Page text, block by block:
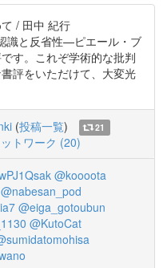
/ 田中 紀行
識と反省性—ピエール・ブ
す。これぞ学術的な批判
評をいただけて、大変光
(投稿一覧)
21
トワーク (20)
@koooota
@nabesan_pod
@eiga_gotoubun
@KutoCat